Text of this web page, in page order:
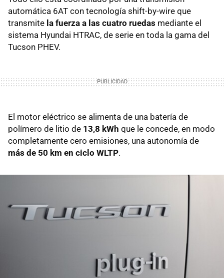
automática 6AT con tecnología shift-by-wire que
transmite la fuerza a las cuatro ruedas mediante el
sistema Hyundai HTRAC, de serie en toda la gama del
Tucson PHEV.
El motor eléctrico se alimenta de una batería de
polímero de litio de 13,8 kWh que le concede, en modo
completamente cero emisiones, una autonomía de
más de 50 km en ciclo WLTP.